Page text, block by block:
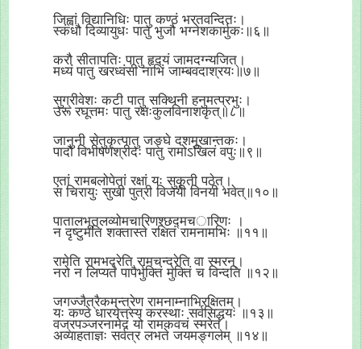
जिह्वां विद्यानिधिः पातु कण्ठं भरतवन्दितः।
स्कंधौ दिव्यायुधः पातु भुजौ भग्नेशकार्मुकः॥६॥
करौ सीतापतिः पातु हृदयं जामदग्न्यजित्।
मध्यं पातु खरध्वंसी नाभिं जाम्बवदाश्रयः॥७॥
सुग्रीवेशः कटी पातु सक्थिनी हनुमत्प्रभुः।
उरू रघूत्तमः पातु रक्षःकुलविनाशकृत्॥८॥
जानुनी सेतुकृत्पातु जङ्घे दशमुखान्तकः।
पादौ विभीषणश्रीदः पातु रामोऽखिलं वपुः॥९॥
एतां रामबलोपेतां रक्षां यः सुकृती पठेत्।
स चिरायुः सुखी पुत्री विजयी विनयी भवेत्॥१०॥
पातालभूतलव्योमचारिणश्छद्मचारिणः ।
न दृष्टुमति शक्तास्ते रक्षितं रामनामभिः ॥११॥
रामेति रामभद्रेति रामचन्द्रेति वा स्मरन्।
नरो न लिप्यते पापैर्भुक्तिं मुक्तिं च विन्दति ॥१२॥
जगज्जैत्रैकमन्त्रेण रामनाम्नाभिरक्षितम्।
यः कण्ठे धारयेत्तस्य करस्थाः सर्वसिद्धयः ॥१३॥
वज्रपञ्जरनामेदं यो रामकवचं स्मरेत्।
अव्याहताज्ञः सर्वत्र लभते जयमङ्गलम् ॥१४॥